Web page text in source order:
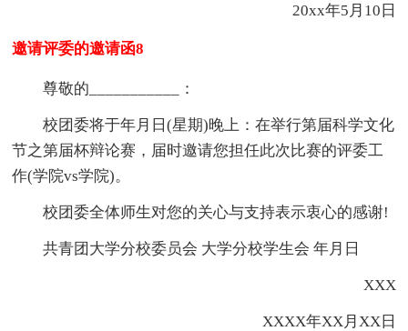
20xx年5月10日
邀请评委的邀请函8
尊敬的___________：
校团委将于年月日(星期)晚上：在举行第届科学文化
节之第届杯辩论赛，届时邀请您担任此次比赛的评委工
作(学院vs学院)。
校团委全体师生对您的关心与支持表示衷心的感谢!
共青团大学分校委员会 大学分校学生会 年月日
XXX
XXXX年XX月XX日